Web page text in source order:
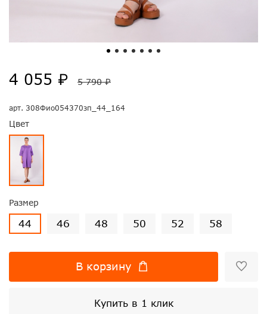
арт. 308Фио054370зп_44_164
Цвет
Размер
44 46 48 50 52 58
4 055 ₽ 5 790 ₽
В корзину
Купить в 1 клик